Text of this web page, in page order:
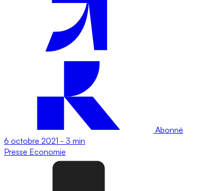
Abonné
6 octobre 2021 - 3 min
Presse Economie